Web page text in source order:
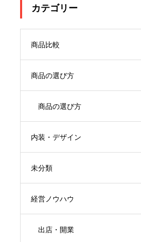
カテゴリー
商品比較
商品の選び方
商品の選び方
内装・デザイン
未分類
経営ノウハウ
出店・開業